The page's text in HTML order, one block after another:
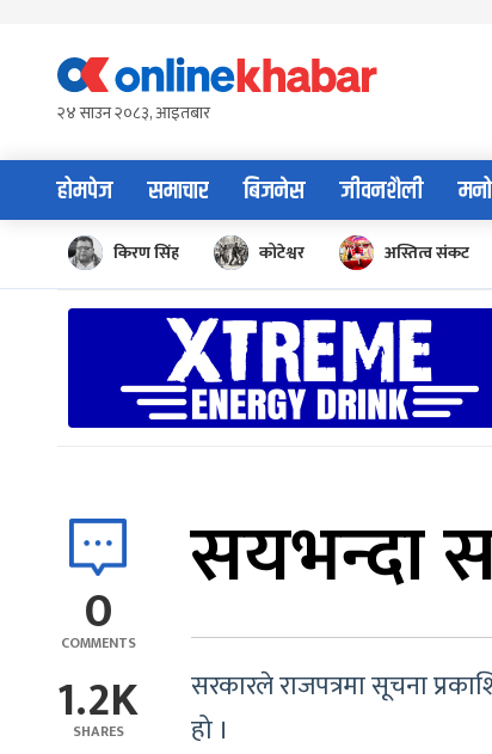
content२४ साउन २०८३, आइतबार
होमपेज समाचार बिजनेस जीवनशैली
किरण सिंह कोटेश्वर अस्तित्व संकट
0
COMMENTS
1.2K
SHARES
सयभन्दा
सरकारले राजपत्रमा सूचना
हो ।